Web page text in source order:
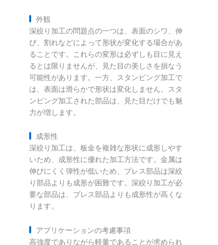
外観
深絞り加工の問題点の一つは、表面のシワ、伸
び、割れなどによって形状が変化する場合があ
ることです。これらの変形は必ずしも目に見え
るとは限りませんが、見た目の美しさを損なう
可能性があります。一方、スタンピング加工で
は、表面は滑らかで形状は変化しません。スタ
ンピング加工された部品は、見た目だけでも魅
力が増します。
成形性
深絞り加工は、板金を複雑な形状に成形しやす
いため、成形性に優れた加工方法です。金属は
伸びにくく弾性が低いため、プレス部品は深絞
り部品よりも成形が困難です。深絞り加工が必
要な部品は、プレス部品よりも成形性が高くな
ります。
アプリケーションの考慮事項
高強度でありながら軽量であることが求められ